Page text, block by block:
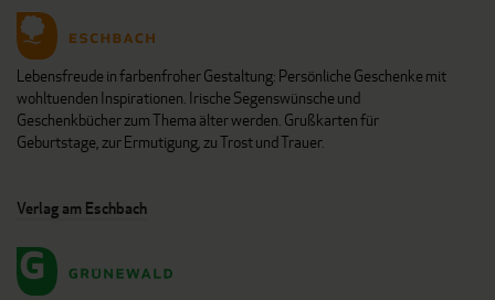
Lebensfreude in farbenfroher Gestaltung: Persönliche Geschenke mit
wohltuenden Inspirationen. Irische Segenswünsche und
Geschenkbücher zum Thema älter werden. Grußkarten für
Geburtstage, zur Ermutigung, zu Trost und Trauer.
Verlag am Eschbach